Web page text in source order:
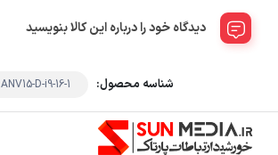
دیدگاه خود را درباره این کالا بنویسید
شناسه محصول: ANV15-D-i9-16-1